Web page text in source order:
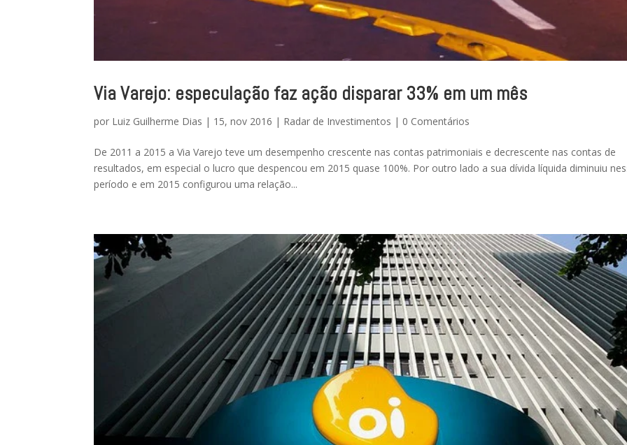
Via Varejo: especulação faz ação disparar 33% em um mês
por Luiz Guilherme Dias | 15, nov 2016 | Radar de Investimentos | 0 Comentários
De 2011 a 2015 a Via Varejo teve um desempenho crescente nas contas patrimoniais e decrescente nas contas de
resultados, em especial o lucro que despencou em 2015 quase 100%. Por outro lado a sua dívida líquida diminuiu
período e em 2015 configurou uma relação...